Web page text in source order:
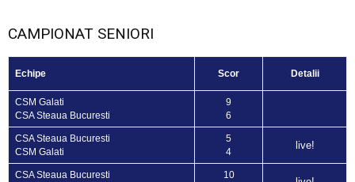
CAMPIONAT SENIORI
Echipe Scor Detalii
CSM Galati
CSA Steaua Bucuresti
9
6
CSA Steaua Bucuresti
CSM Galati
5
4
live!
CSA Steaua Bucuresti
10